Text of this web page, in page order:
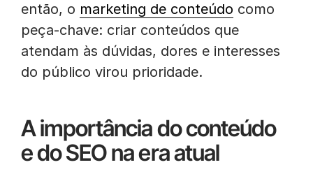
então, o marketing de conteúdo como
peça-chave: criar conteúdos que
atendam às dúvidas, dores e interesses
do público virou prioridade.
A importância do conteúdo
e do SEO na era atual